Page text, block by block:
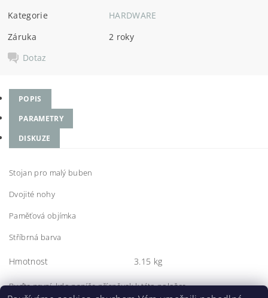
Kategorie
HARDWARE
Záruka
2 roky
Dotaz
POPIS
PARAMETRY
DISKUZE
Stojan pro malý buben
Dvojité nohy
Paměťová objímka
Stříbrná barva
Hmotnost 3.15 kg
Buďte první, kdo napíše příspěvek k této položce.